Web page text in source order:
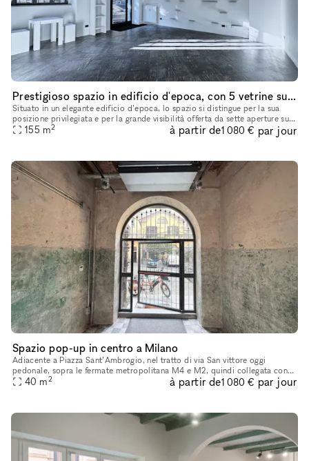
Prestigioso spazio in edificio d'epoca, con 5 vetrine su strada
Situato in un elegante edificio d’epoca, lo spazio si distingue per la sua
posizione privilegiata e per la grande visibilità offerta da sette aperture su
strada. Cinque vetrine si affacciano su via
155 m2 à partir de1 080 € par jour
Spazio pop-up in centro a Milano
Adiacente a Piazza Sant’Ambrogio, nel tratto di via San vittore oggi
pedonale, sopra le fermate metropolitana M4 e M2, quindi collegata con
Linate e Malpensa in uno stabile d’epoca con un cortile di
40 m2 à partir de1 080 € par jour